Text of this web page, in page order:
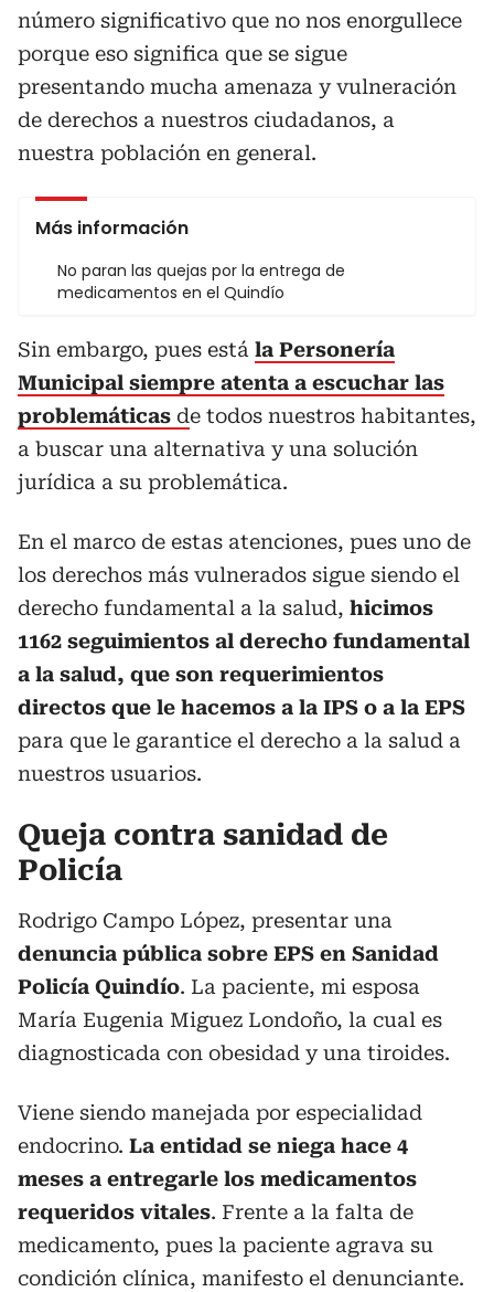
número significativo que no nos enorgullece
porque eso significa que se sigue
presentando mucha amenaza y vulneración
de derechos a nuestros ciudadanos, a
nuestra población en general.
Más información
No paran las quejas por la entrega de
medicamentos en el Quindío
Sin embargo, pues está la Personería
Municipal siempre atenta a escuchar las
problemáticas de todos nuestros habitantes,
a buscar una alternativa y una solución
jurídica a su problemática.
En el marco de estas atenciones, pues uno de
los derechos más vulnerados sigue siendo el
derecho fundamental a la salud, hicimos
1162 seguimientos al derecho fundamental
a la salud, que son requerimientos
directos que le hacemos a la IPS o a la EPS
para que le garantice el derecho a la salud a
nuestros usuarios.
Queja contra sanidad de
Policía
Rodrigo Campo López, presentar una
denuncia pública sobre EPS en Sanidad
Policía Quindío. La paciente, mi esposa
María Eugenia Miguez Londoño, la cual es
diagnosticada con obesidad y una tiroides.
Viene siendo manejada por especialidad
endocrino. La entidad se niega hace 4
meses a entregarle los medicamentos
requeridos vitales. Frente a la falta de
medicamento, pues la paciente agrava su
condición clínica, manifesto el denunciante.